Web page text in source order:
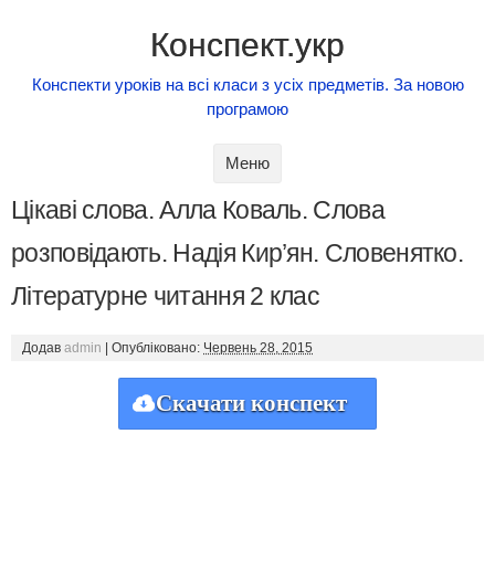
Конспект.укр
Конспекти уроків на всі класи з усіх предметів. За новою
програмою
Меню
Цікаві слова. Алла Коваль. Слова
розповідають. Надія Кир’ян. Словенятко.
Літературне читання 2 клас
Додав admin Опубліковано: Червень 28, 2015
Скачати конспект